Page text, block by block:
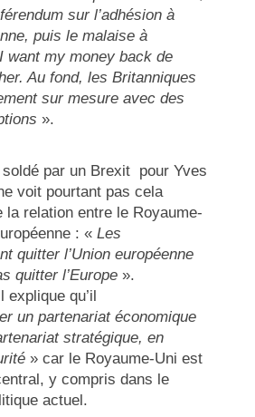
sur l’adhésion à
puis le malaise à
want my money back de
Au fond, les Britanniques
sur mesure avec des
».
soldé par un Brexit pour Yves
voit pourtant pas cela
la relation entre le Royaume-
: «Les
quitter l’Union européenne
quitter l’Europe ».
qu’il
un partenariat économique
stratégique, en
» car le Royaume-Uni est
y compris dans le
actuel.